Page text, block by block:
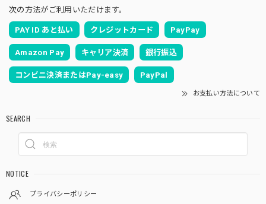
次の方法がご利用いただけます。
PAY ID あと払い クレジットカード PayPay
Amazon Pay キャリア決済 銀行振込
コンビニ決済またはPay-easy PayPal
お支払い方法について
SEARCH
NOTICE
プライバシーポリシー